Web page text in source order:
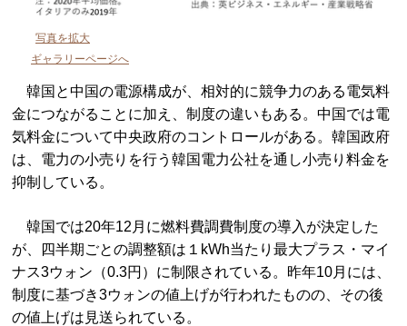
写真を拡大
ギャラリーページへ
韓国と中国の電源構成が、相対的に競争力のある電気料
金につながることに加え、制度の違いもある。中国では電
気料金について中央政府のコントロールがある。韓国政府
は、電力の小売りを行う韓国電力公社を通し小売り料金を
抑制している。
韓国では20年12月に燃料費調費制度の導入が決定した
が、四半期ごとの調整額は１kWh当たり最大プラス・マイ
ナス3ウォン（0.3円）に制限されている。昨年10月には、
制度に基づき3ウォンの値上げが行われたものの、その後
の値上げは見送られている。